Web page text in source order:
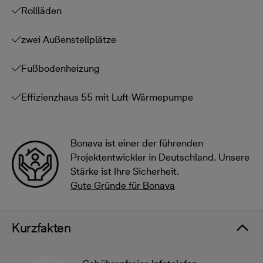
Rollläden
zwei Außenstellplätze
Fußbodenheizung
Effizienzhaus 55 mit Luft-Wärmepumpe
Bonava ist einer der führenden
Projektentwickler in Deutschland. Unsere
Stärke ist Ihre Sicherheit.
Gute Gründe für Bonava
Kurzfakten